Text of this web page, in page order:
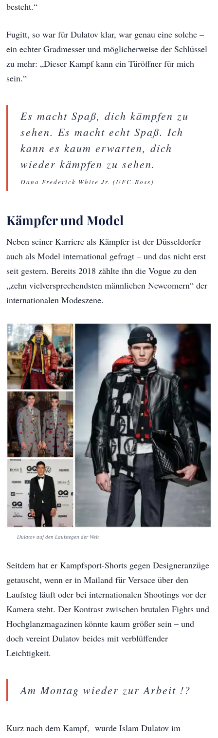
besteht.“
Fugitt, so war für Dulatov klar, war genau eine solche –
ein echter Gradmesser und möglicherweise der Schlüssel
zu mehr: „Dieser Kampf kann ein Türöffner für mich
sein.“
Es macht Spaß, dich kämpfen zu
sehen. Es macht echt Spaß. Ich
kann es kaum erwarten, dich
wieder kämpfen zu sehen.
Dana Frederick White Jr. (UFC-Boss)
Kämpfer und Model
Neben seiner Karriere als Kämpfer ist der Düsseldorfer
auch als Model international gefragt – und das nicht erst
seit gestern. Bereits 2018 zählte ihn die Vogue zu den
„zehn vielversprechendsten männlichen Newcomern“ der
internationalen Modeszene.
Dulatov auf den Laufstegen der Welt
Seitdem hat er Kampfsport-Shorts gegen Designeranzüge
getauscht, wenn er in Mailand für Versace über den
Laufsteg läuft oder bei internationalen Shootings vor der
Kamera steht. Der Kontrast zwischen brutalen Fights und
Hochglanzmagazinen könnte kaum größer sein – und
doch vereint Dulatov beides mit verblüffender
Leichtigkeit.
Am Montag wieder zur Arbeit !?
Kurz nach dem Kampf, wurde Islam Dulatov im